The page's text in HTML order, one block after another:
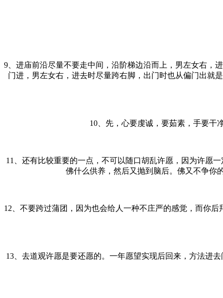
9、进庙前沿尽量不要走中间，沿阶梯边沿而上，男左女右，
门进，男左女右，进去时尽量跨右脚，出门时也从偏门出就
10、先，心要虔诚，要茹素，手要干
11、还有比较重要的一点，不可以随口胡乱许愿，因为许愿
佛什么供养，然后又抛到脑后。佛又不争你
12、不要跨过蒲团，因为也会给人一种不庄严的感觉，而你
13、去道观许愿是要还愿的。一年愿望实现后回来，方法进